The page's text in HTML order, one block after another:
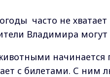
часто не
Владимира
начинается
с билетами. С ним